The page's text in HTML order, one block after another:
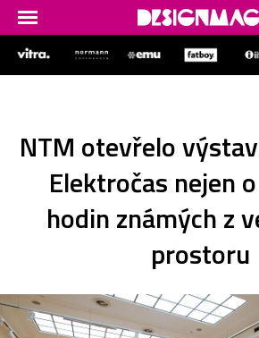
NTM otevřelo
Elektročas nejen
hodin známých z
prostoru